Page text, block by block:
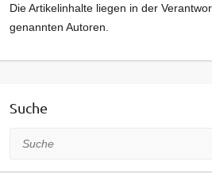
Die Artikelinhalte liegen in der
genannten Autoren.
Suche
Suche